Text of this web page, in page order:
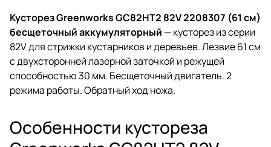
Кусторез Greenworks GC82HT2 82V 2208307 (61 см)
бесщеточный аккумуляторный — кусторез из серии
82V для стрижки кустарников и деревьев. Лезвие 61 см
с двухсторонней лазерной заточкой и режущей
способностью 30 мм. Бесщеточный двигатель. 2
режима работы. Обратный ход ножа.
Особенности кустореза